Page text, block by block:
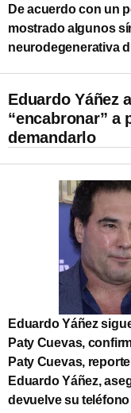
De acuerdo con un
mostrado algunos
neurodegenerativa
Eduardo Yáñez
“encabronar” a
demandarlo
Eduardo Yáñez
Paty Cuevas,
Paty Cuevas,
Eduardo Yáñez,
devuelve su teléfono